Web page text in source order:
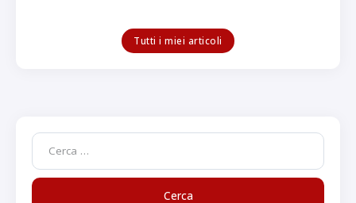
Tutti i miei articoli